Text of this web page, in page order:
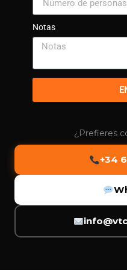
Notas
¿Prefieres
+34